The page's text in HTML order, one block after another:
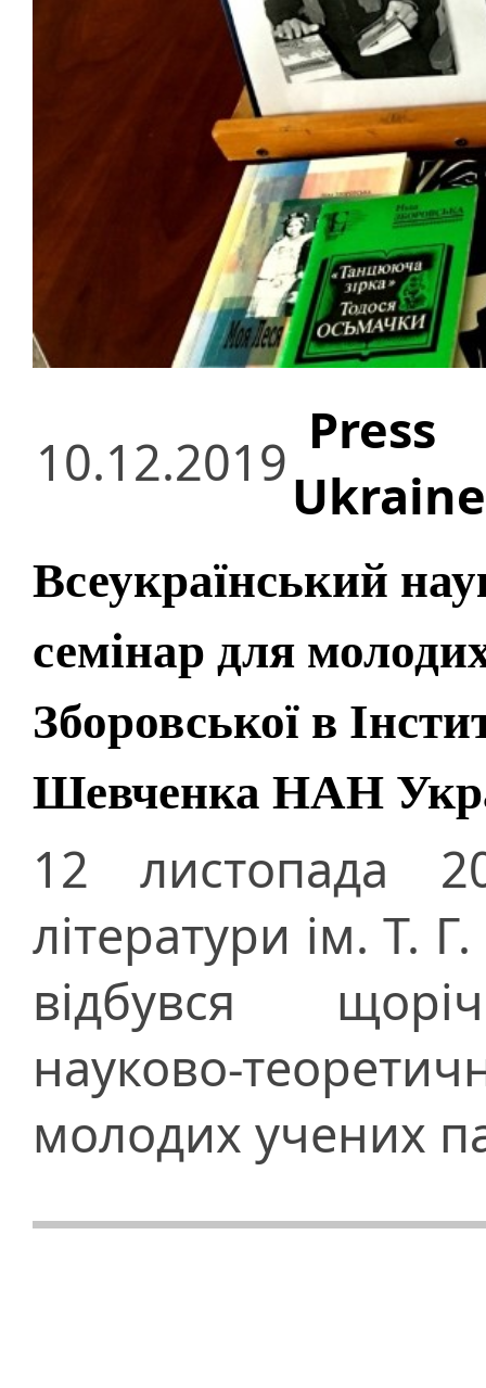
10.12.2019
Ukraine
Всеукраїнський
семінар для
Зборовської в
Шевченка НАН
12 листопада
літератури ім. Т.
відбувся
науково-
молодих учених